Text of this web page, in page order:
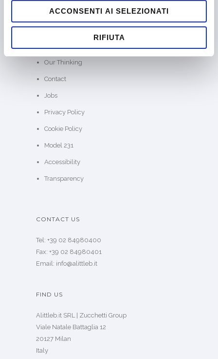
ACCONSENTI AI SELEZIONATI
RIFIUTA
About us
SKILLATO®
Our Thinking
Contact
Jobs
Privacy Policy
Cookie Policy
Model 231
Accessibility
Transparency
CONTACT US
Tel: +39 02 84980400
Fax: +39 02 84980401
Email: info@alittleb.it
FIND US
Alittleb.it SRL | Zucchetti Group
Viale Natale Battaglia 12
20127 Milan
Italy